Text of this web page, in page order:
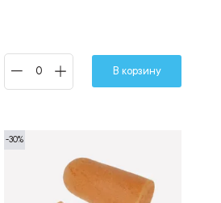
В корзину
-30%